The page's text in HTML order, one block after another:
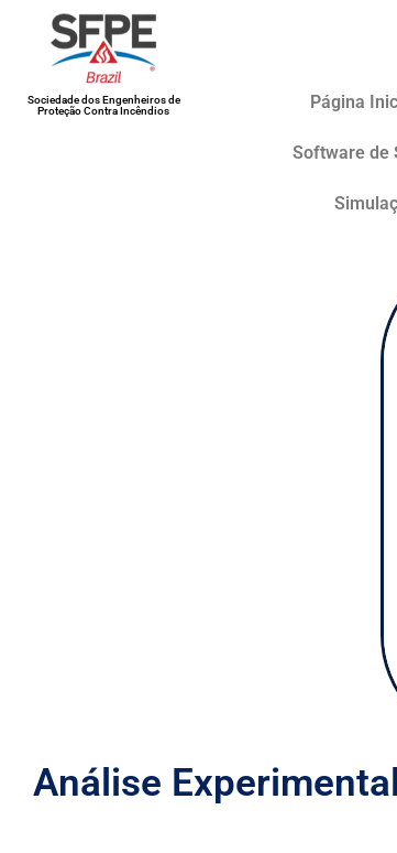
Sociedade dos Engenheiros de
Proteção Contra Incêndios
Página
Software de
Análise